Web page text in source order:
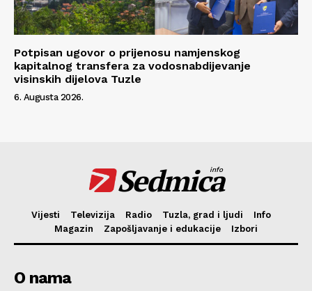
Potpisan ugovor o prijenosu namjenskog
kapitalnog transfera za vodosnabdijevanje
visinskih dijelova Tuzle
6. Augusta 2026.
Sedmica
info
Vijesti Televizija Radio Tuzla, grad i ljudi
Info
Magazin
Zapošljavanje i edukacije Izbori
O nama